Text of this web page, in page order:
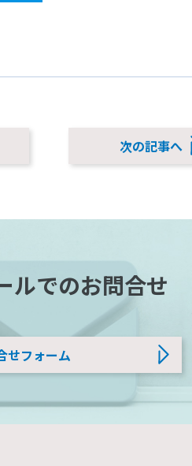
次の記事へ
ルでのお問合せ
せフォーム